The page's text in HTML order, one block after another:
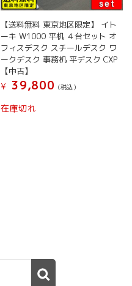
【送料無料 東京地区限定】 イト
ーキ W1000 平机 ４台セット オ
フィスデスク スチールデスク ワ
ークデスク 事務机 平デスク CXP
【中古】
¥
39,800 (税込）
在庫切れ